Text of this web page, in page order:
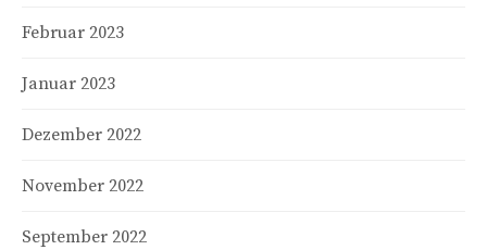
Februar 2023
Januar 2023
Dezember 2022
November 2022
September 2022